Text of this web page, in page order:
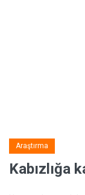
Araştırma
Kabızlığa